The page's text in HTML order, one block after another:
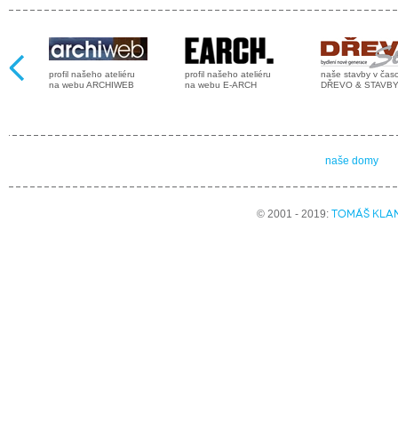
profil našeho ateliéru
na webu ARCHIWEB
profil našeho ateliéru
na webu E-ARCH
naše stavby v
DŘEVO & STAVBY
naše domy
© 2001 - 2019:TOMÁŠ